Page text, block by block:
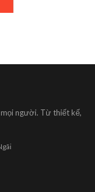
người. Từ thiết kế,